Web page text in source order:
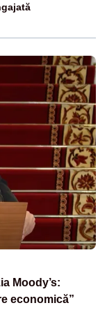
Moody’s:
economică”